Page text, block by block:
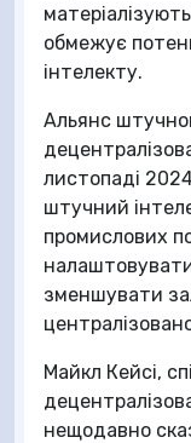
обмежує
інтелекту.
Альянс
листопаді
штучний
промислових
зменшувати
Майкл Кейсі,
нещодавно